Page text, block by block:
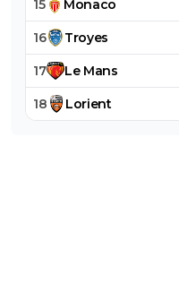
15 Monaco
16 Troyes
17 Le Mans
18 Lorient